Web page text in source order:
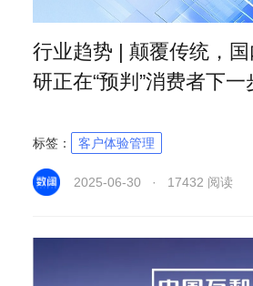
行业趋势 | 颠覆传统，
研正在“预判”消费者下一
标签： 客户体验管理
2025-06-30 · 17432 阅读